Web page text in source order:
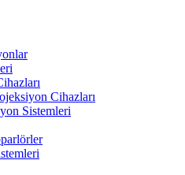
Cihazları
Sistemleri